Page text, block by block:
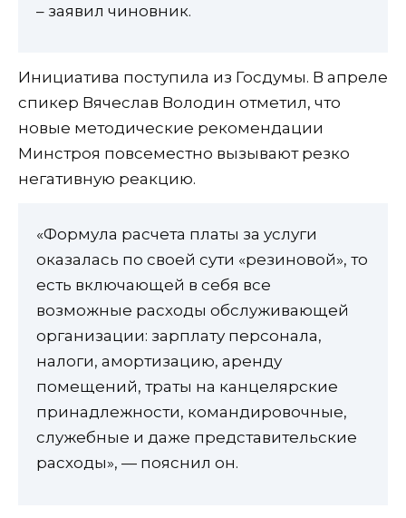
– заявил чиновник.
Инициатива поступила из Госдумы. В апреле
спикер Вячеслав Володин отметил, что
новые методические рекомендации
Минстроя повсеместно вызывают резко
негативную реакцию.
«Формула расчета платы за услуги
оказалась по своей сути «резиновой», то
есть включающей в себя все
возможные расходы обслуживающей
организации: зарплату персонала,
налоги, амортизацию, аренду
помещений, траты на канцелярские
принадлежности, командировочные,
служебные и даже представительские
расходы», — пояснил он.